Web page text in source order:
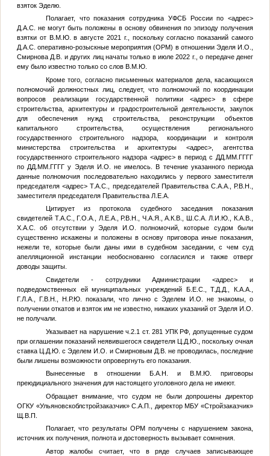
взяток Эделю.
Полагает, что показания сотрудника УФСБ России по<адрес>
Д.А.С. не могут быть положены в основу обвинения по эпизоду получения
взятки от В.М.Ю. в августе 2021 г., поскольку согласно показаний самого
Д.А.С. оперативно-розыскные мероприятия (ОРМ) в отношении Эделя И.О.,
Смирнова Д.В. и других лиц начаты только в июле 2022 г., о передаче денег
ему было известно только со слов В.М.Ю.
Кроме того, согласно письменных материалов дела, касающихся
полномочий должностных лиц, следует, что полномочий по координации
вопросов реализации государственной политики<адрес> в сфере
строительства, архитектуры и градостроительной деятельности, закупок
для обеспечения нужд строительства, реконструкции объектов
капитального строительства, осуществления регионального
государственного строительного надзора, координации и контроля
министерства строительства и архитектуры<адрес> , агентства
государственного строительного надзора <адрес>в период с ДД.ММ.ГГГГ
по ДД.ММ.ГГГГ у Эделя И.О. не имелось. В течение указанного периода
данные полномочия последовательно находились у первого заместителя
председателя<адрес> Т.А.С. , председателей Правительства С.А.А. ,Р.В.Н.
заместителя председателя Правительства Л.Е.А.
Цитирует из протокола судебного заседания показания
свидетелей Т.А.С., Г.О.А., Л.Е.А., Р.В.Н., Ч.А.Я.,А.К.В., Ш.С.А. Л.И.Ю., К.А.В.,
Х.А.С. об отсутствии у Эделя И.О. полномочий, которые судом были
существенно искажены и положены в основу приговора иные показания,
нежели те, которые были даны ими в судебном заседании, с чем суд
апелляционной инстанции необоснованно согласился и также отверг
доводы защиты.
Свидетели - сотрудники Администрации<адрес> и
подведомственных ей муниципальных учреждений Б.Е.С. ,Т.Д.Д. ,К.А.А.
Г.Л.А.
Г.В.Н. ,Н.Р.Ю.
показали, что лично с Эделем И.О. не знакомы, о
получении откатов и взяток им не известно, никаких указаний от Эделя И.О.
не получали.
Указывает на нарушение ч.2.1 ст. 281 УПК РФ, допущенные судом
при оглашении показаний неявившегося свидетеляЦ.Д.Ю.
, поскольку очная
ставкаЦ.Д.Ю. с Эделем И.О. и Смирновым Д.В. не проводилась, последние
были лишены возможности опровергнуть его показания.
Вынесенные в отношении
Б.А.Н. и В.М.Ю.
приговоры
преюдициального значения для настоящего уголовного дела не имеют.
Обращает внимание, что судом не были допрошены директор
ОГКУ «Ульяновскоблстройзаказчик»С.А.П.
, директор МБУ «Стройзаказчик»
Щ.В.П.
Полагает, что результаты ОРМ получены с нарушением закона,
источник их получения, полнота и достоверность вызывает сомнения.
Автор жалобы считает, что в ряде случаев записывающее